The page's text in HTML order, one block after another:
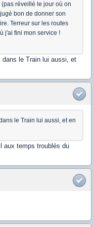
réveillé le jour où on
bon de donner son
Terreur sur les routes
j'ai fini mon service !
dans le Train lui aussi, et
le Train lui aussi, et en
aux temps troublés du